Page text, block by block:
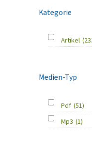
Kategorie
Artikel
Medien-Typ
Pdf (51)
Mp3 (1)